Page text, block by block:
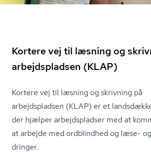
Kortere vej til læsning og
arbejdspladsen (KLAP)
Kortere vej til læsning og skrivning på
arbejdspladsen (KLAP) er et
der hjælper arbejdspladser med at
at arbejde med ordblindhed og læse-
drin­ger.